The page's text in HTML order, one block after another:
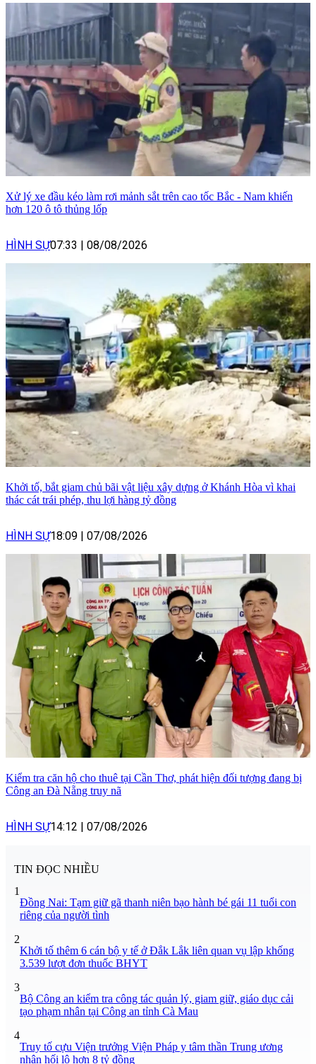
Xử lý xe đầu kéo làm rơi mảnh sắt trên cao tốc Bắc - Nam khiến
hơn 120 ô tô thủng lốp
HÌNH SỰ07:33 | 08/08/2026
Khởi tố, bắt giam chủ bãi vật liệu xây dựng ở Khánh Hòa vì khai
thác cát trái phép, thu lợi hàng tỷ đồng
HÌNH SỰ18:09 | 07/08/2026
Kiểm tra căn hộ cho thuê tại Cần Thơ, phát hiện đối tượng đang bị
Công an Đà Nẵng truy nã
HÌNH SỰ14:12 | 07/08/2026
TIN ĐỌC NHIỀU
1
Đồng Nai: Tạm giữ gã thanh niên bạo hành bé gái 11 tuổi con
riêng của người tình
2
Khởi tố thêm 6 cán bộ y tế ở Đắk Lắk liên quan vụ lập khống
3.539 lượt đơn thuốc BHYT
3
Bộ Công an kiểm tra công tác quản lý, giam giữ, giáo dục cải
tạo phạm nhân tại Công an tỉnh Cà Mau
4
Truy tố cựu Viện trưởng Viện Pháp y tâm thần Trung ương
nhận hối lộ hơn 8 tỷ đồng